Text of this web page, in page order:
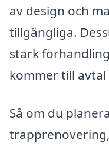
av design och
tillgängliga.
stark
kommer till
Så om du